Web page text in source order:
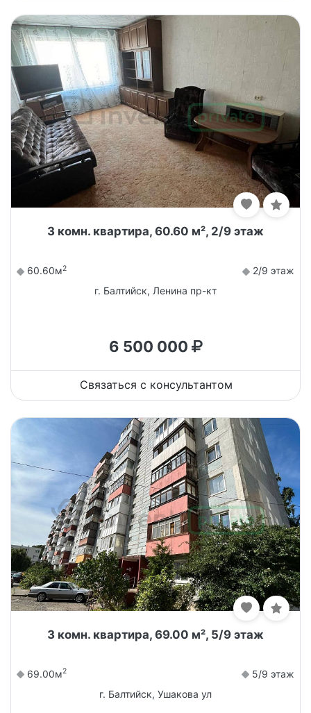
3 комн. квартира, 60.60 м², 2/9 этаж
60.60м2
2/9 этаж
г. Балтийск, Ленина пр-кт
6 500 000
Связаться с консультантом
3 комн. квартира, 69.00 м², 5/9 этаж
69.00м2
5/9 этаж
г. Балтийск, Ушакова ул